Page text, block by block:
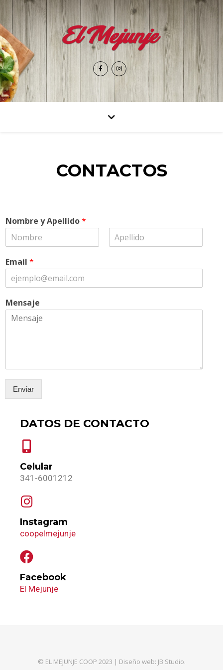
CONTACTOS
Nombre y Apellido*
Email *
Mensaje
Enviar
DATOS DE CONTACTO
Celular
341-6001212
Instagram
coopelmejunje
Facebook
El Mejunje
© EL MEJUNJE COOP 2023 | Diseño web: JB Studio.